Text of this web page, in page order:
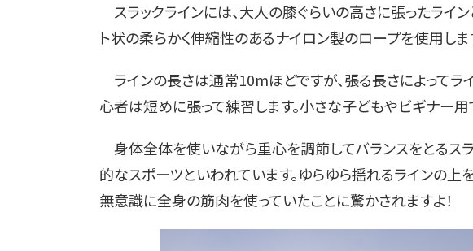
スラックラインには、大人の膝ぐらいの高さに張ったラ
ト状の柔らかく伸縮性のあるナイロン製のロープを使用しま
ラインの長さは通常10mほどですが、張る長さによってラ
心者は短めに張って練習します。小さな子どもやビギナー用
身体全体を使いながら重心を調節してバランスをとるス
的なスポーツといわれています。ゆらゆら揺れるラインの上
無意識に全身の筋肉を使っていたことに驚かされますよ！